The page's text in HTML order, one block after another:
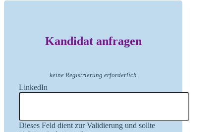
Kandidat anfragen
keine Registrierung erforderlich
LinkedIn
Dieses Feld dient zur Validierung und sollte